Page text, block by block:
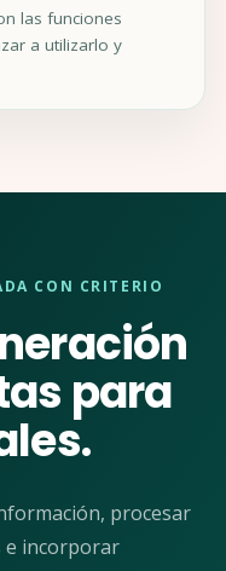
las funciones
a utilizarlo y
CON CRITERIO
para
procesar
e incorporar